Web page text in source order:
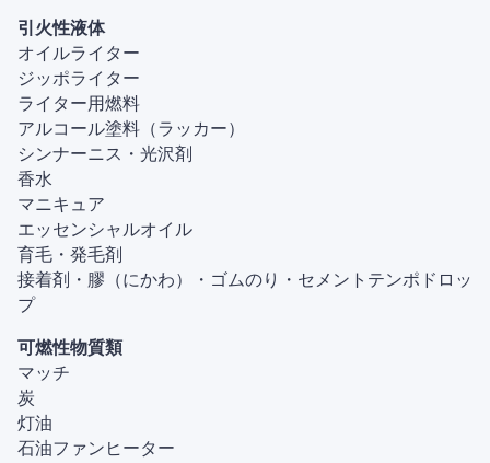
引火性液体
オイルライター
ジッポライター
ライター用燃料
アルコール塗料（ラッカー）
シンナーニス・光沢剤
香水
マニキュア
エッセンシャルオイル
育毛・発毛剤
接着剤・膠（にかわ）・ゴムのり・セメントテンポドロッ
プ
可燃性物質類
マッチ
炭
灯油
石油ファンヒーター